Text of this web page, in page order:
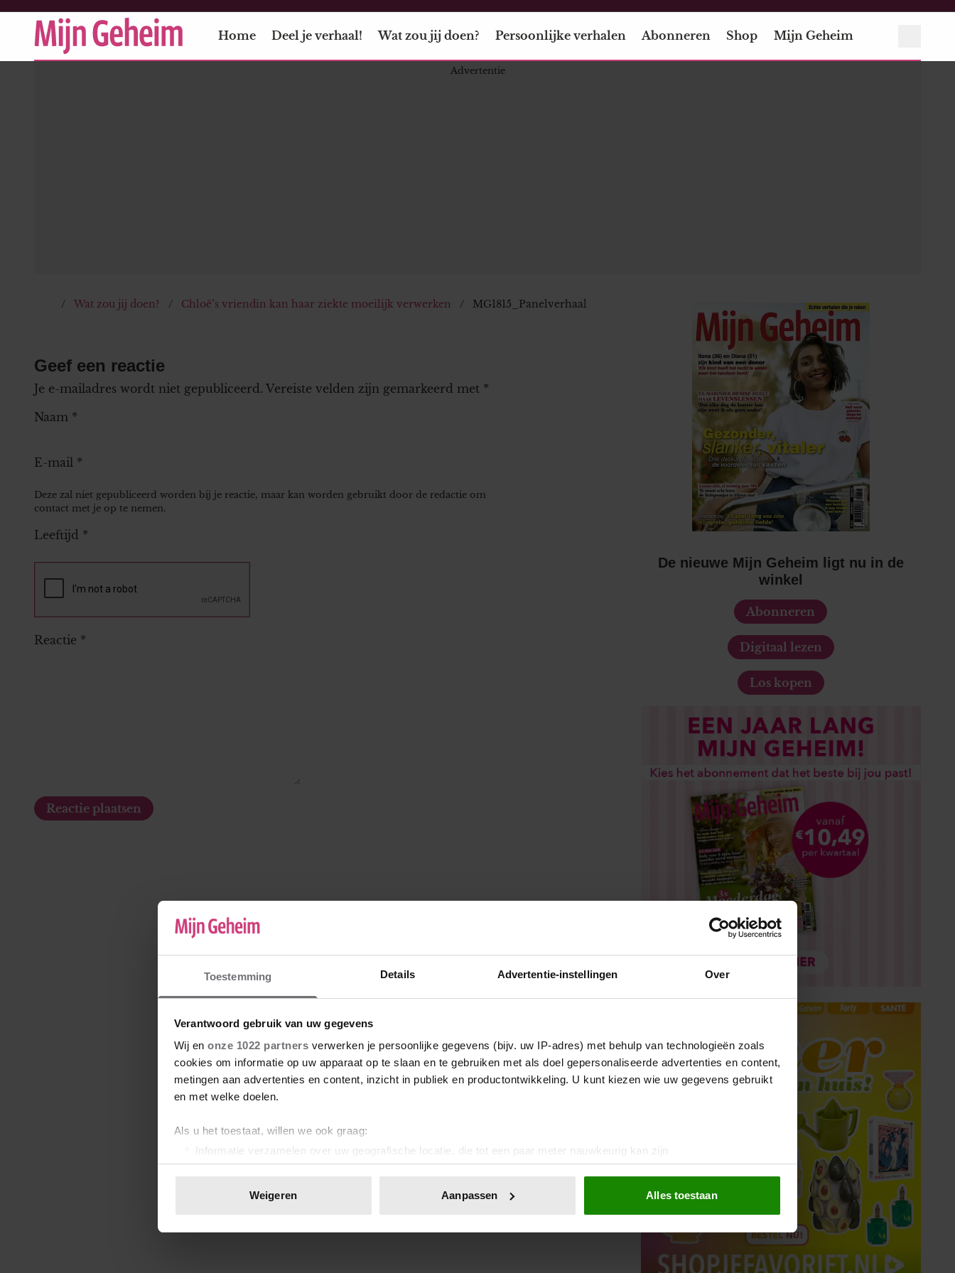
Toestemming Details Advertentie-instellingen Over
Verantwoord gebruik van uw gegevens
Wij en onze 1022 partners verwerken je persoonlijke gegevens (bijv. uw IP-adres) met behulp van technologieën zoals
cookies om informatie op uw apparaat op te slaan en te gebruiken met als doel gepersonaliseerde advertenties en content,
metingen aan advertenties en content, inzicht in publiek en productontwikkeling. U kunt kiezen wie uw gegevens gebruikt
en met welke doelen.
Als u het toestaat, willen we ook graag:
Informatie verzamelen over uw geografische locatie, die tot een paar meter nauwkeurig kan zijn
Uw apparaat identificeren door het actief te scannen op specifieke eigenschappen (fingerprinting)
toestemming op elk moment wijzigen of intrekken in de Cookieverklaring.
We gebruiken cookies om content en advertenties te personaliseren, om functies voor social media te bieden en om ons
websiteverkeer te analyseren. Ook delen we informatie over uw gebruik van onze site met onze partners voor social
Weigeren Aanpassen Alles toestaan
Home Deel je verhaal! Wat zou jij doen? Persoonlijke verhalen Abonneren Shop Mijn Geheim
Wat zou jij doen? Chloë’s vriendin kan haar ziekte moeilijk verwerken MG1815_Panelverhaal
Geef een reactie
Je e-mailadres wordt niet gepubliceerd. Vereiste velden zijn gemarkeerd met *
Naam *
E-mail *
Deze zal niet gepubliceerd worden bij je reactie, maar kan worden gebruikt door de redactie om
contact met je op te nemen.
Leeftijd *
Reactie *
De nieuwe Mijn Geheim ligt nu in de
winkel
Abonneren
Digitaal lezen
Los kopen